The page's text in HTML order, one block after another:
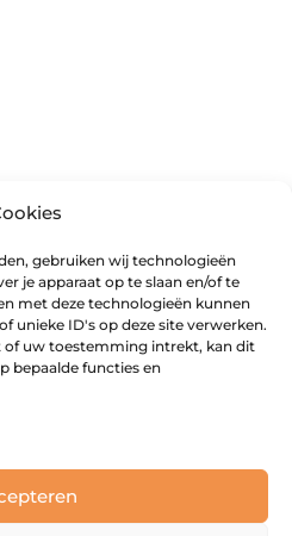
gebruiken wij technologieën
je apparaat op te slaan en/of te
met deze technologieën kunnen
unieke ID's op deze site verwerken.
of uw toestemming intrekt, kan dit
bepaalde functies en
op afspraak.